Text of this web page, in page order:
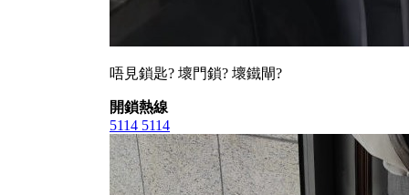
唔見鎖匙? 壞門鎖? 壞鐵閘?
開鎖熱線
5114 5114